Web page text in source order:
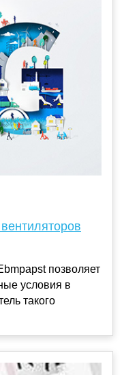
позволяет
условия в
такого